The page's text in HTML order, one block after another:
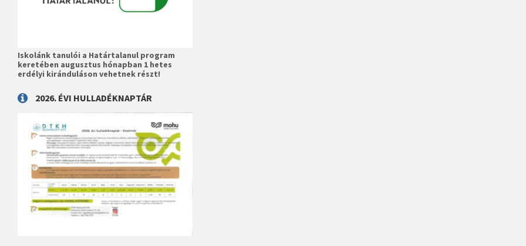
Iskolánk tanulói a Határtalanul program
keretében augusztus hónapban 1 hetes
erdélyi kiránduláson vehetnek részt!
2026. ÉVI HULLADÉKNAPTÁR